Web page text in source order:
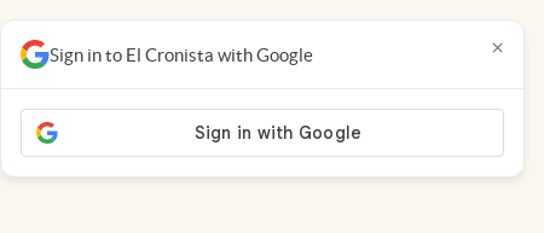
Sign in to El Cronista with Google ×